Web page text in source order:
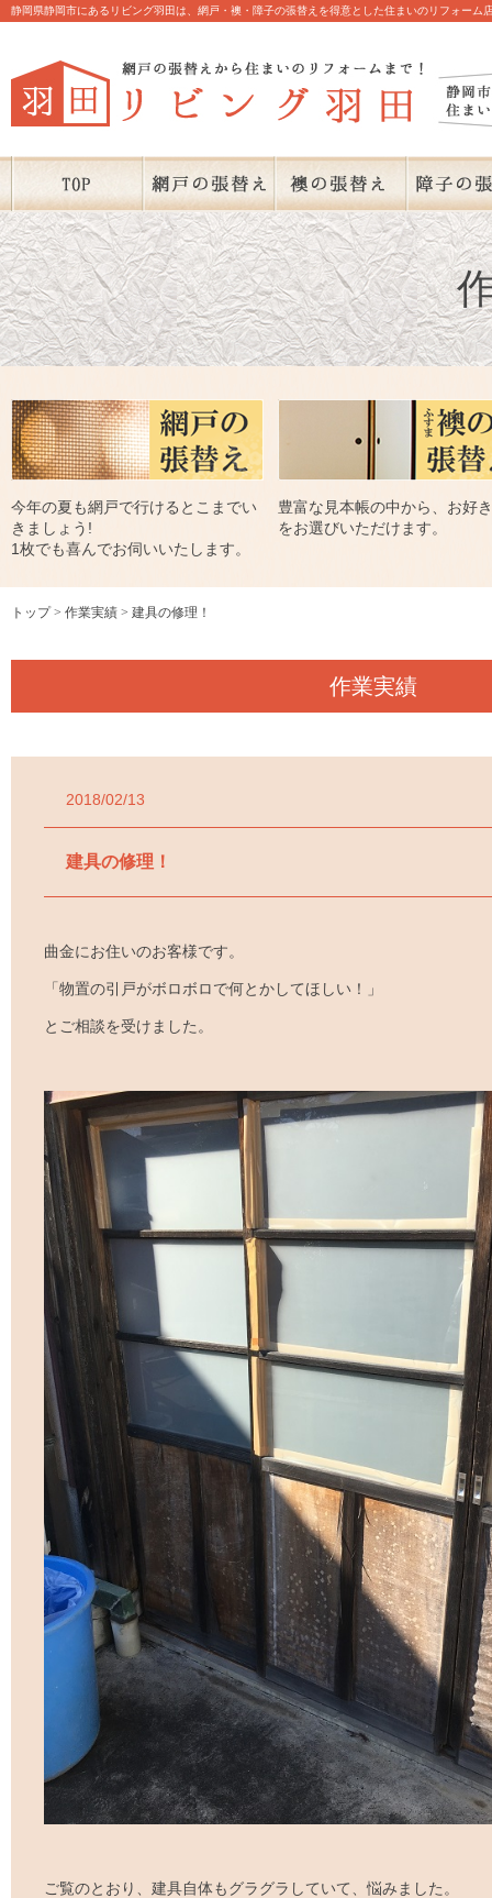
静岡県静岡市にあるリビング羽田は、網戸・襖・障子の張替えを得意とした住まいのリフォーム
今年の夏も網戸で行けるとこまでい
きましょう!
1枚でも喜んでお伺いいたします。
豊富な見本帳の中から、お好
をお選びいただけます。
トップ 作業実績 建具の修理！
作業実績
2018/02/13
建具の修理！
曲金にお住いのお客様です。
「物置の引戸がボロボロで何とかしてほしい！」
とご相談を受けました。
ご覧のとおり、建具自体もグラグラしていて、悩みました。